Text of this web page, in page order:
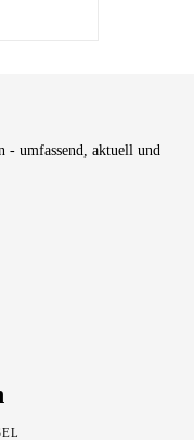
- umfassend, aktuell und